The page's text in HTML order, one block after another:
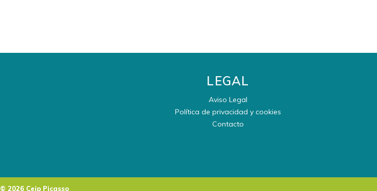
LEGAL
Aviso Legal
Política de privacidad y cookies
Contacto
© 2026 Ceip Picasso